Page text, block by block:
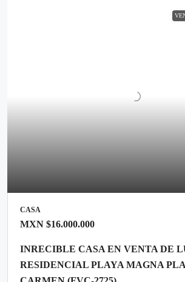
CASA
MXN $16.000.000
INRECIBLE CASA EN VENTA DE
RESIDENCIAL PLAYA MAGNA